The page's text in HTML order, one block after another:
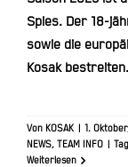
Spies. Der 18-
sowie die
Kosak
Von KOSAK 1.
NEWS, TEAM INFO
Weiterlesen